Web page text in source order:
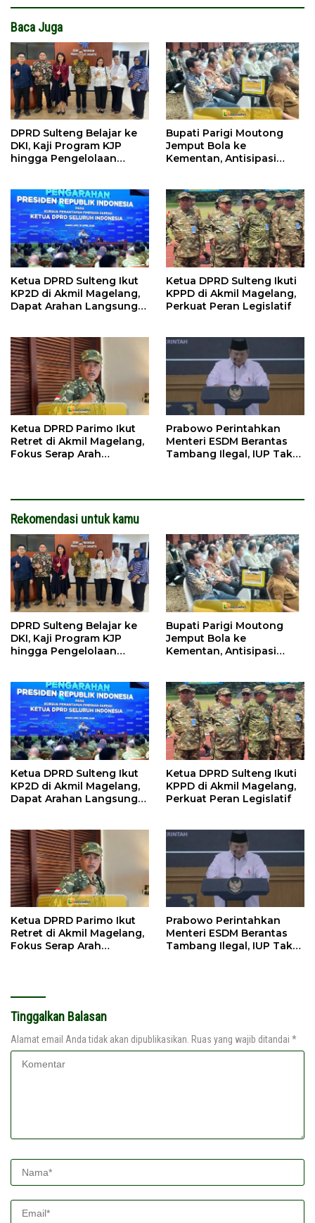
Baca Juga
DPRD Sulteng Belajar ke
DKI, Kaji Program KJP
hingga Pengelolaan
Bupati Parigi Moutong
Jemput Bola ke
Kementan, Antisipasi
Ketua DPRD Sulteng Ikut
KP2D di Akmil Magelang,
Dapat Arahan Langsung
Ketua DPRD Sulteng Ikuti
KPPD di Akmil Magelang,
Perkuat Peran Legislatif
Ketua DPRD Parimo Ikut
Retret di Akmil Magelang,
Fokus Serap Arah
Prabowo Perintahkan
Menteri ESDM Berantas
Tambang Ilegal, IUP Tak
Rekomendasi untuk kamu
DPRD Sulteng Belajar ke
DKI, Kaji Program KJP
hingga Pengelolaan
Bupati Parigi Moutong
Jemput Bola ke
Kementan, Antisipasi
Ketua DPRD Sulteng Ikut
KP2D di Akmil Magelang,
Dapat Arahan Langsung
Ketua DPRD Sulteng Ikuti
KPPD di Akmil Magelang,
Perkuat Peran Legislatif
Ketua DPRD Parimo Ikut
Retret di Akmil Magelang,
Fokus Serap Arah
Prabowo Perintahkan
Menteri ESDM Berantas
Tambang Ilegal, IUP Tak
Tinggalkan Balasan
Alamat email Anda tidak akan dipublikasikan. Ruas yang wajib ditandai *